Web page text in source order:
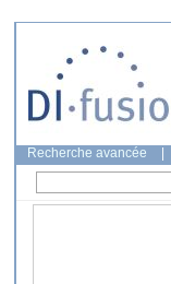
Recherche avancée